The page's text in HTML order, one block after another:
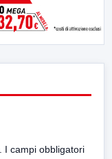
I campi obbligatori